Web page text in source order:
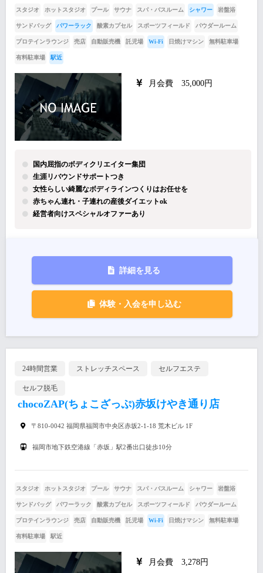
スタジオ ホットスタジオ プール サウナ スパ・バスルーム シャワー 岩盤浴
サンドバッグ パワーラック 酸素カプセル スポーツフィールド パウダールーム
プロテインラウンジ 売店 自動販売機 託児場 Wi-Fi 日焼けマシン 無料駐車場
有料駐車場 駅近
月会費 35,000円
国内屈指のボディクリエイター集団
生涯リバウンドサポートつき
女性らしい綺麗なボディラインつくりはお任せを
赤ちゃん連れ・子連れの産後ダイエットok
経営者向けスペシャルオファーあり
詳細を見る
体験・入会を申し込む
24時間営業 ストレッチスペース セルフエステ
セルフ脱毛
chocoZAP(ちょこざっぷ)赤坂けやき通り店
〒810-0042 福岡県福岡市中央区赤坂2-1-18 荒木ビル 1F
福岡市地下鉄空港線「赤坂」駅2番出口徒歩10分
スタジオ ホットスタジオ プール サウナ スパ・バスルーム シャワー 岩盤浴
サンドバッグ パワーラック 酸素カプセル スポーツフィールド パウダールーム
プロテインラウンジ 売店 自動販売機 託児場 Wi-Fi 日焼けマシン 無料駐車場
有料駐車場 駅近
月会費 3,278円